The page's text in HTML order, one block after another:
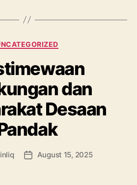
Categories
dan
Desaan
PostAugust 15, 2025